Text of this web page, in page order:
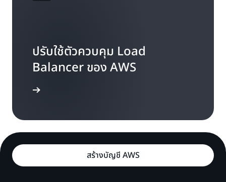
ปรับใช้ตัวควบคุม Load
Balancer ของ AWS
สร้างบัญชี AWS